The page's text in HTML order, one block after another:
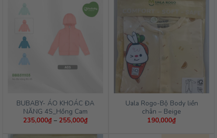
BUBABY- ÁO KHOÁC ĐA
NĂNG 4S_Hồng Cam
235,000₫ – 255,000₫Khoảng
từ
Uala Rogo-Bộ Body liền
chân – Beige
190,000₫